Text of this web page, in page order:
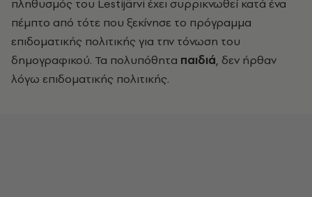
πληθυσμός του Lestijärvi έχει συρρικνωθεί κατά ένα
πέμπτο από τότε που ξεκίνησε το πρόγραμμα
επιδοματικής πολιτικής για την τόνωση του
δημογραφικού. Τα πολυπόθητα παιδιά, δεν ήρθαν
λόγω επιδοματικής πολιτικής.